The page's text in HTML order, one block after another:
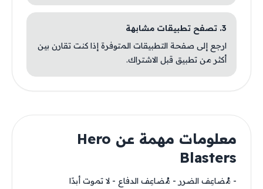
3. تصفح تطبيقات مشابهة
ارجع إلى صفحة التطبيقات المتوفرة إذا كنت تقارن بين
أكثر من تطبيق قبل الاشتراك.
معلومات مهمة عن Hero
Blasters
- مُضاعِف الضرر - مُضاعِف الدفاع - لا تموت أبدًا